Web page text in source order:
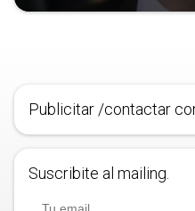
Publicitar /contactar
Suscribite al mailing.